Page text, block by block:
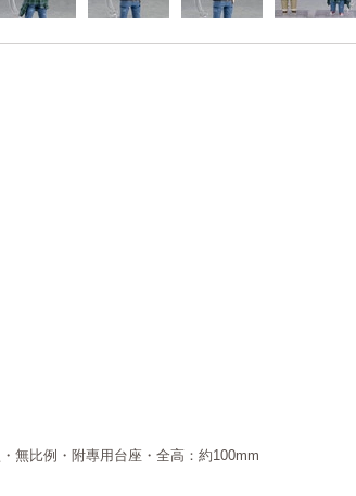
無比例・附專用台座・全高：約100mm